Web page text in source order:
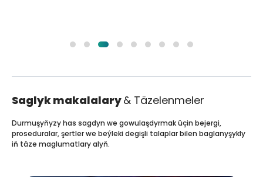
Saglyk makalalary& Täzelenmeler
Durmuşyňyzy has sagdyn we gowulaşdyrmak üçin bejergi,
proseduralar, şertler we beýleki degişli talaplar bilen baglanyşykly
iň täze maglumatlary alyň.